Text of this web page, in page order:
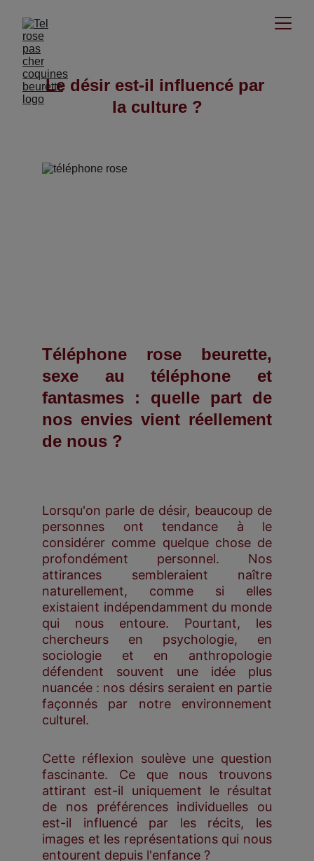
Lorsqu'on parle de désir, beaucoup de
personnes ont tendance à le
considérer comme quelque chose de
profondément personnel. Nos
attirances sembleraient naître
naturellement, comme si elles
existaient indépendamment du monde
qui nous entoure. Pourtant, les
chercheurs en psychologie, en
sociologie et en anthropologie
défendent souvent une idée plus
nuancée : nos désirs seraient en partie
façonnés par notre environnement
culturel.
Cette réflexion soulève une question
fascinante. Ce que nous trouvons
attirant est-il uniquement le résultat
de nos préférences individuelles ou
est-il influencé par les récits, les
images et les représentations qui nous
entourent depuis l'enfance ?
Téléphone rose beurette,
sexe au téléphone et
fantasmes : quelle part de
nos envies vient réellement
de nous ?
Le désir est-il influencé par
la culture ?